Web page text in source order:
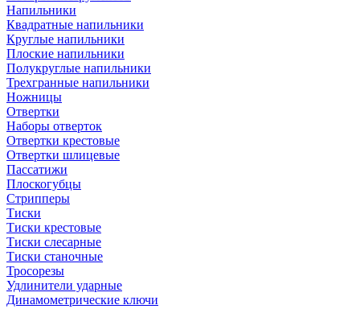
Напильники
Квадратные напильники
Круглые напильники
Плоские напильники
Полукруглые напильники
Трехгранные напильники
Ножницы
Отвертки
Наборы отверток
Отвертки крестовые
Отвертки шлицевые
Пассатижи
Плоскогубцы
Стрипперы
Тиски
Тиски крестовые
Тиски слесарные
Тиски станочные
Тросорезы
Удлинители ударные
Динамометрические ключи